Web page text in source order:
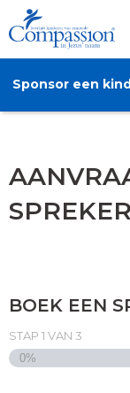
Sponsor een kind
SPREKER
BOEK EEN
STAP 1 VAN 3
0%